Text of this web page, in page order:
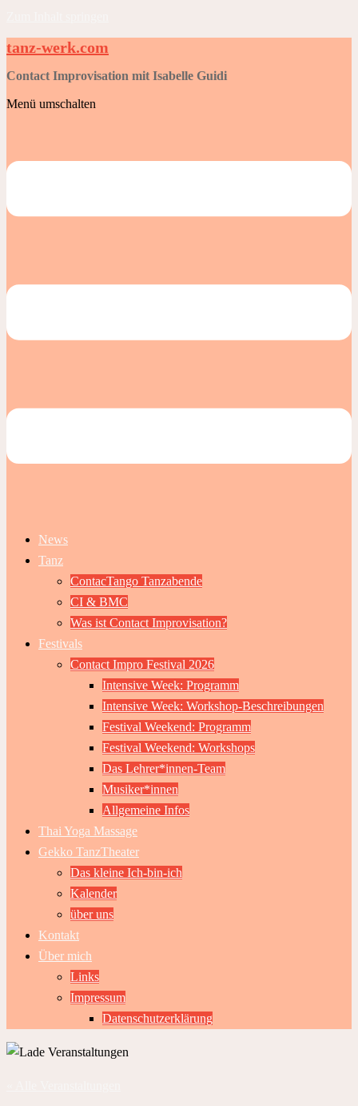
tanz-werk.com
Contact Improvisation mit Isabelle Guidi
Menü umschalten
News
Tanz
ContacTango Tanzabende
CI & BMC
Was ist Contact Improvisation?
Festivals
Contact Impro Festival 2026
Intensive Week: Programm
Intensive Week: Workshop-Beschreibungen
Festival Weekend: Programm
Festival Weekend: Workshops
Das Lehrer*innen-Team
Musiker*innen
Allgemeine Infos
Thai Yoga Massage
Gekko TanzTheater
Das kleine Ich-bin-ich
Kalender
über uns
Kontakt
Über mich
Links
Impressum
Datenschutzerklärung